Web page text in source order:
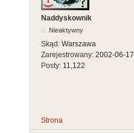
Naddyskownik
Nieaktywny
Skąd: Warszawa
Zarejestrowany: 2002-06-17
Posty: 11,122
Strona